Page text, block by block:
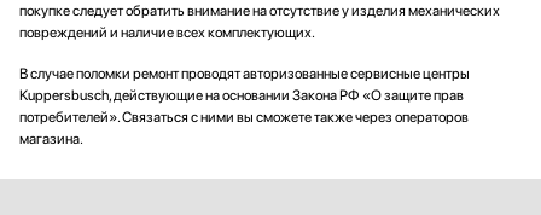
покупке следует обратить внимание на отсутствие у изделия механических
повреждений и наличие всех комплектующих.
В случае поломки ремонт проводят авторизованные сервисные центры
Kuppersbusch, действующие на основании Закона РФ «О защите прав
потребителей». Связаться с ними вы сможете также через операторов
магазина.